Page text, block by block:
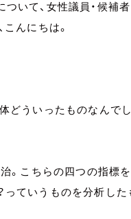
いて、女性議員・候補
んにちは。
どういったものなんで
。こちらの四つの指標
っていうものを分析した